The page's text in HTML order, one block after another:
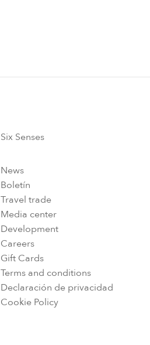
Six Senses
News
Boletín
Travel trade
Media center
Development
Careers
Gift Cards
Terms and conditions
Declaración de privacidad
Cookie Policy